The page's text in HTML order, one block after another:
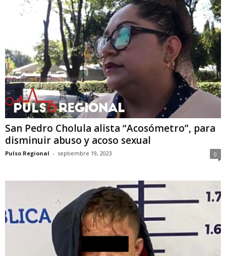
San Pedro Cholula alista “Acosómetro”, para
disminuir abuso y acoso sexual
Pulso Regional - septiembre 19, 2023 0